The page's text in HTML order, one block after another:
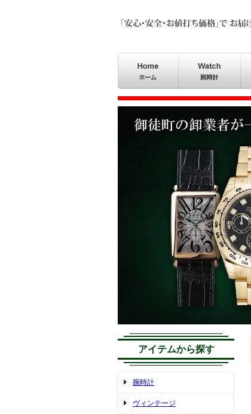
アイテムから探す
腕時計
ヴィンテージ